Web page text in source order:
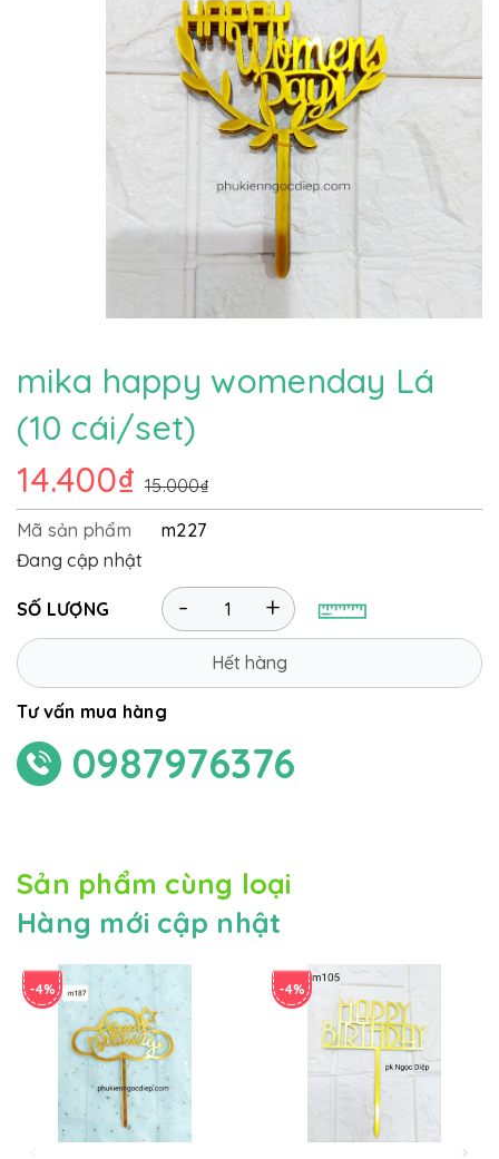
mika happy womenday Lá
(10 cái/set)
14.400₫ 15.000₫
Mã sản phẩm
m227
Đang cập nhật
SỐ LƯỢNG +
-
Hết hàng
Tư vấn mua hàng
0987976376
Sản phẩm cùng loại
Hàng mới cập nhật
-4% -4%